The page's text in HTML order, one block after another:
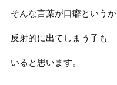
そんな言葉が口癖というか
反射的に出てしまう子も
いると思います。